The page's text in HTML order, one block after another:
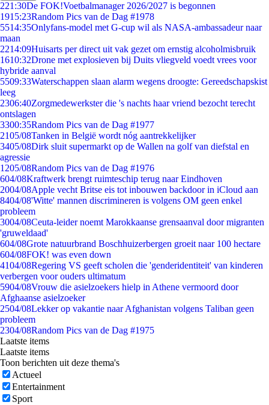
221:30De FOK!Voetbalmanager 2026/2027 is begonnen
1915:23Random Pics van de Dag #1978
5514:35Onlyfans-model met G-cup wil als NASA-ambassadeur naar
maan
2214:09Huisarts per direct uit vak gezet om ernstig alcoholmisbruik
1610:32Drone met explosieven bij Duits vliegveld voedt vrees voor
hybride aanval
5509:33Waterschappen slaan alarm wegens droogte: Gereedschapskist
leeg
2306:40Zorgmedewerkster die 's nachts haar vriend bezocht terecht
ontslagen
3300:35Random Pics van de Dag #1977
2105/08Tanken in België wordt nóg aantrekkelijker
3405/08Dirk sluit supermarkt op de Wallen na golf van diefstal en
agressie
1205/08Random Pics van de Dag #1976
604/08Kraftwerk brengt ruimteschip terug naar Eindhoven
2004/08Apple vecht Britse eis tot inbouwen backdoor in iCloud aan
8404/08'Witte' mannen discrimineren is volgens OM geen enkel
probleem
3004/08Ceuta-leider noemt Marokkaanse grensaanval door migranten
'gruweldaad'
604/08Grote natuurbrand Boschhuizerbergen groeit naar 100 hectare
604/08FOK! was even down
4104/08Regering VS geeft scholen die 'genderidentiteit' van kinderen
verbergen voor ouders ultimatum
5904/08Vrouw die asielzoekers hielp in Athene vermoord door
Afghaanse asielzoeker
2504/08Lekker op vakantie naar Afghanistan volgens Taliban geen
probleem
2304/08Random Pics van de Dag #1975
Laatste items
Laatste items
Toon berichten uit deze thema's
Actueel
Entertainment
Sport